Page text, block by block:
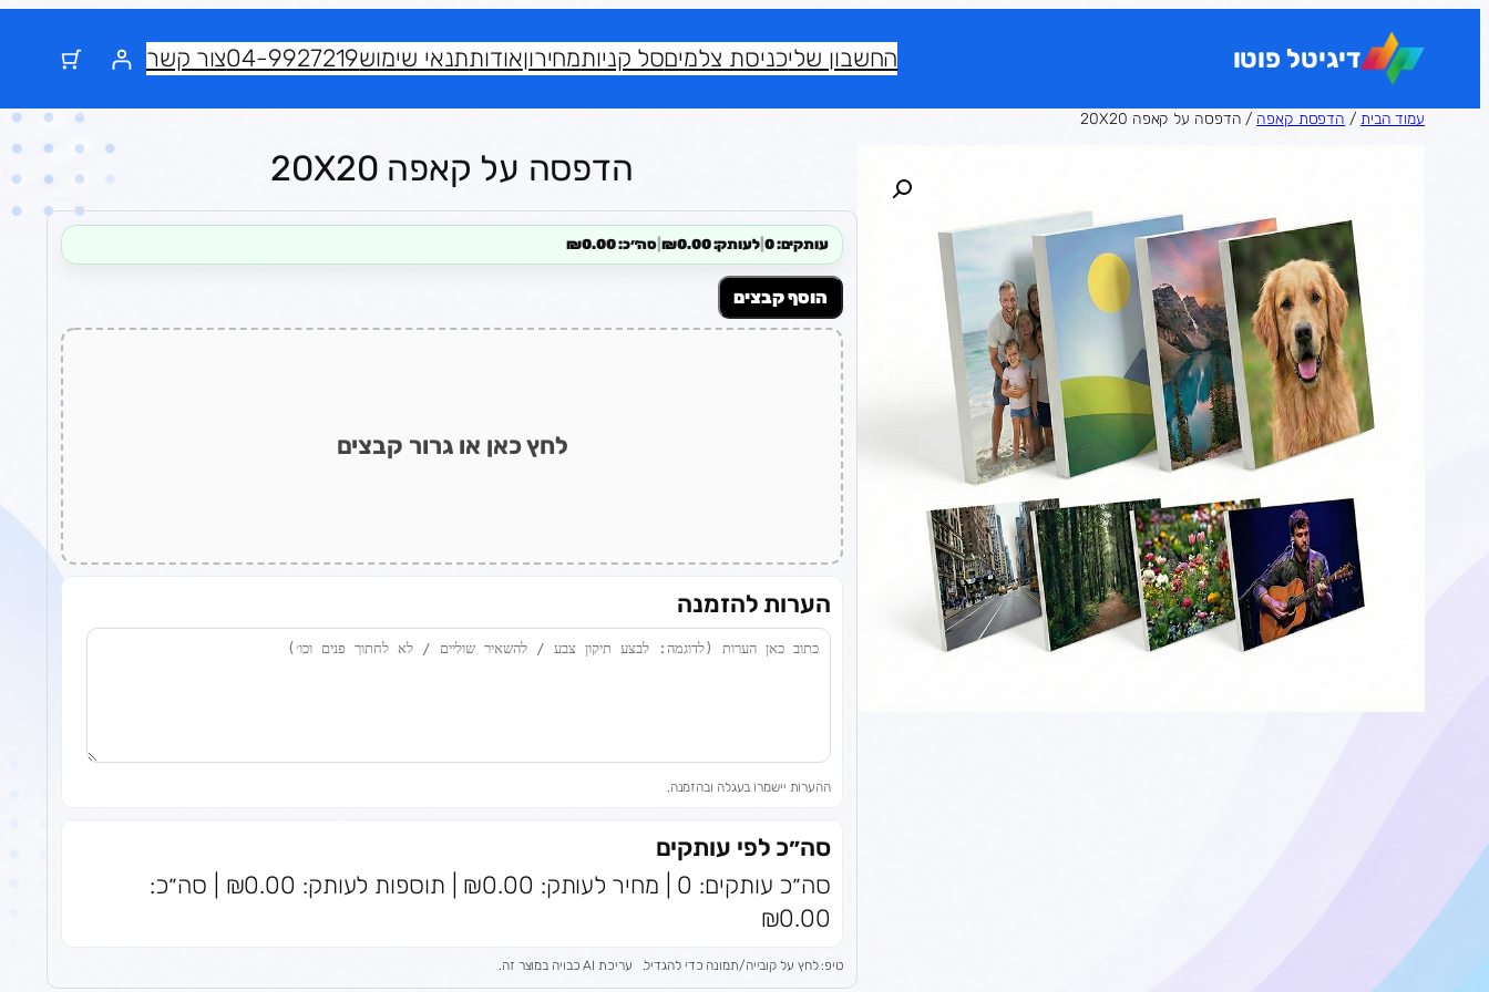
דיגיטל פוטו החשבון שליכניסת צלמיםסל קניותמחירוןאודותתנאי שימוש04-9927219צור קשר
עמוד הבית / הדפסת קאפה / הדפסה על קאפה 20X20
הדפסה על קאפה 20X20
עותקים: 0 |לעותק: ₪0.00 | סה״כ: ₪0.00
הוסף קבצים
לחץ כאן או גרור קבצים
הערות להזמנה
ההערות יישמרו בעגלה ובהזמנה.
סה״כ לפי עותקים
סה״כ עותקים: 0 | מחיר לעותק: ₪0.00 | תוספות לעותק: ₪0.00 | סה״כ:
₪0.00
טיפ: לחץ על קובייה/תמונה כדי להגדיל. עריכת AI כבויה במוצר זה.